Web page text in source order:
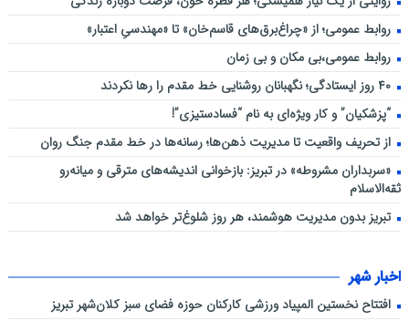
روابط عمومی؛ از «چراغ‌برق‌های قاسم‌خان» تا «مهندسیِ اعتبار»
روابط عمومی،بی مکان و بی زمان
۴۰ روز ایستادگی؛ نگهبانان روشنایی خط مقدم را رها نکردند
“پزشکیان” و کار ویژه‌ای به نام “فسادستیزی”!
از تحریف واقعیت تا مدیریت ذهن‌ها؛ رسانه‌ها در خط مقدم جنگ روان
«سربداران مشروطه» در تبریز: بازخوانی اندیشه‌های مترقی و میانه‌رو
ثقه‌الاسلام
تبریز بدون مدیریت هوشمند، هر روز شلوغ‌تر خواهد شد
اخبار شهر
افتتاح نخستین المپیاد ورزشی کارکنان حوزه فضای سبز کلان‌شهر تبریز